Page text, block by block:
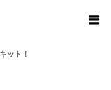
ット！